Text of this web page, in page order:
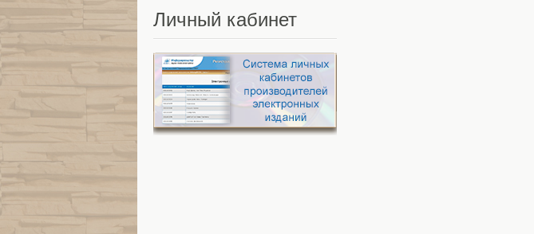
Личный кабинет